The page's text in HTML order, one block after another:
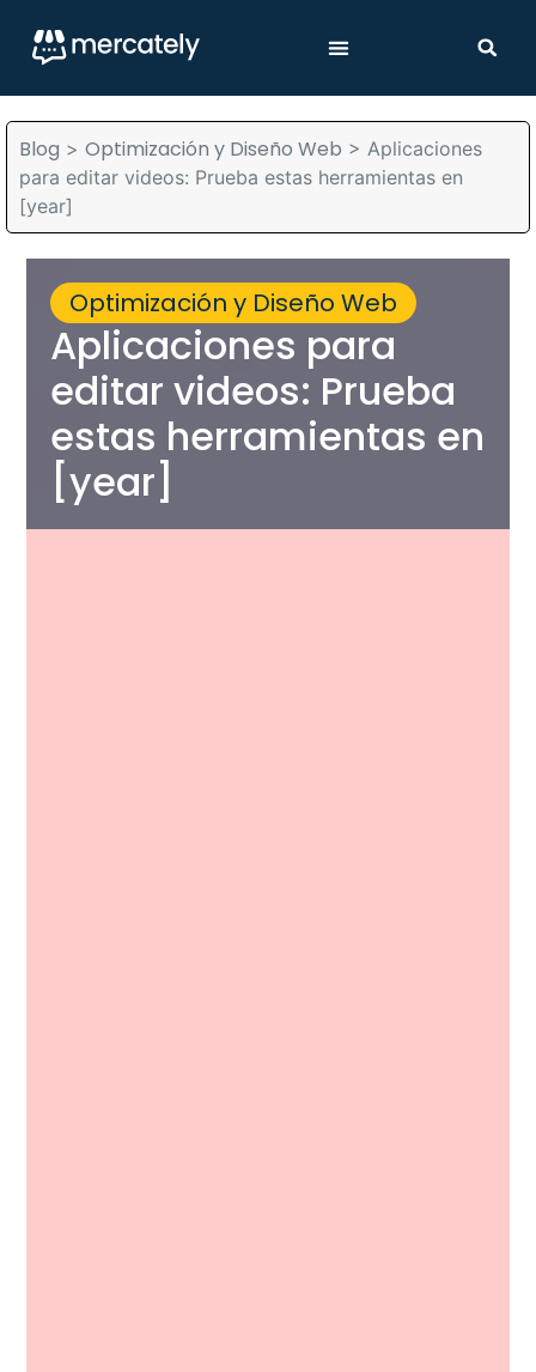
Blog > Optimización y Diseño Web > Aplicaciones
para editar videos: Prueba estas herramientas en
[year]
Optimización y Diseño Web
Aplicaciones para
editar videos: Prueba
estas herramientas en
[year]